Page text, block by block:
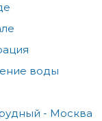
воды
- Москва